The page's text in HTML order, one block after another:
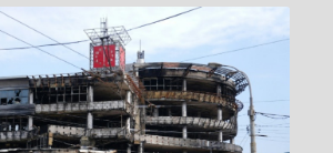
Trump sagte am Freitag in Cali, er
in das südamerikanische Land
Politik-Neuling trat die Nachfolge
Gustavo Petro an.